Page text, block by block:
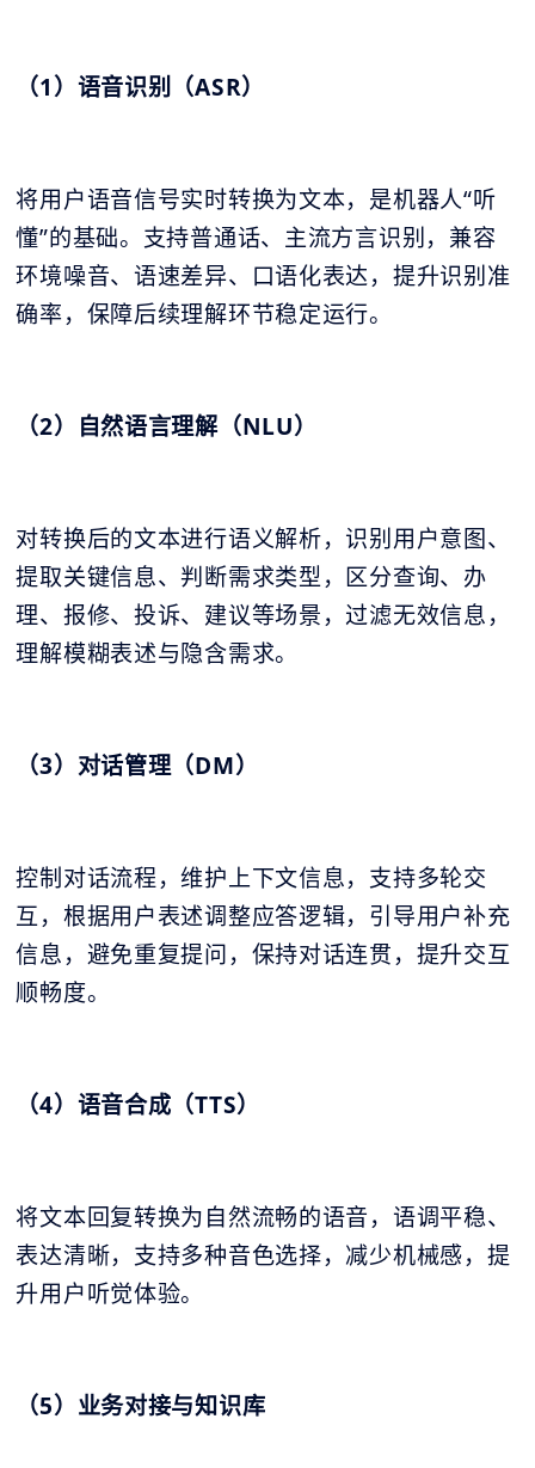
（1）语音识别（ASR）
将用户语音信号实时转换为文本，是机器人“听
懂”的基础。支持普通话、主流方言识别，兼容
环境噪音、语速差异、口语化表达，提升识别准
确率，保障后续理解环节稳定运行。
（2）自然语言理解（NLU）
对转换后的文本进行语义解析，识别用户意图、
提取关键信息、判断需求类型，区分查询、办
理、报修、投诉、建议等场景，过滤无效信息，
理解模糊表述与隐含需求。
（3）对话管理（DM）
控制对话流程，维护上下文信息，支持多轮交
互，根据用户表述调整应答逻辑，引导用户补充
信息，避免重复提问，保持对话连贯，提升交互
顺畅度。
（4）语音合成（TTS）
将文本回复转换为自然流畅的语音，语调平稳、
表达清晰，支持多种音色选择，减少机械感，提
升用户听觉体验。
（5）业务对接与知识库